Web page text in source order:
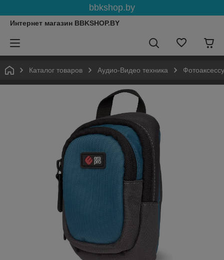
bbkshop.by
Интернет магазин BBKSHOP.BY
Каталог товаров Аудио-Видео техника